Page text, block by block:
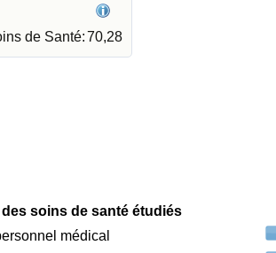
de Santé:70,28
soins de santé étudiés
médical